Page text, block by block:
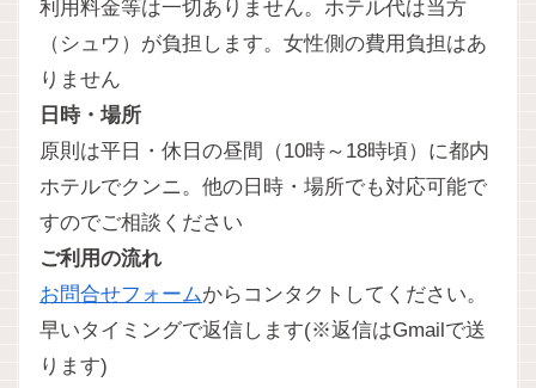
利用料金等は一切ありません。ホテル代は当方
（シュウ）が負担します。女性側の費用負担はあ
りません
日時・場所
原則は平日・休日の昼間（10時～18時頃）に都内
ホテルでクンニ。他の日時・場所でも対応可能で
すのでご相談ください
ご利用の流れ
お問合せフォームからコンタクトしてください。
早いタイミングで返信します(※返信はGmailで送
ります)